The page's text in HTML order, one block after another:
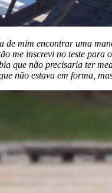
de mim encontrar uma
me inscrevi no teste para
que não precisaria ter
não estava em forma,